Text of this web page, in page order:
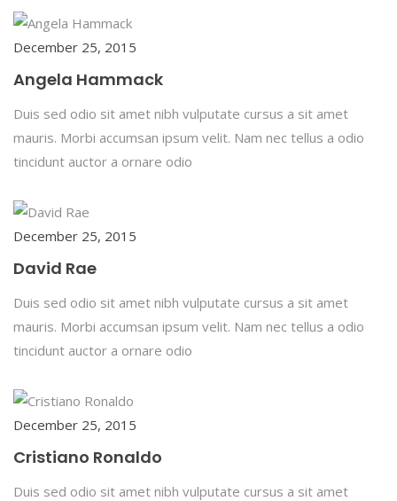
December 25, 2015
Angela Hammack
Duis sed odio sit amet nibh vulputate cursus a sit amet
mauris. Morbi accumsan ipsum velit. Nam nec tellus a odio
tincidunt auctor a ornare odio
December 25, 2015
David Rae
Duis sed odio sit amet nibh vulputate cursus a sit amet
mauris. Morbi accumsan ipsum velit. Nam nec tellus a odio
tincidunt auctor a ornare odio
December 25, 2015
Cristiano Ronaldo
Duis sed odio sit amet nibh vulputate cursus a sit amet